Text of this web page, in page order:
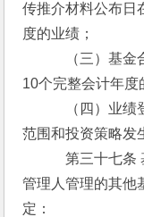
传推介材料公布日
度的业绩；
（三）基金合
10个完整会计年度
（四）业绩登
范围和投资策略发
第三十七条 基
管理人管理的其他
定：